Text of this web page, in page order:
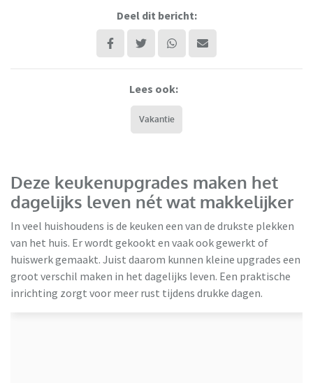
Deel dit bericht:
Lees ook:
Vakantie
Deze keukenupgrades maken het
dagelijks leven nét wat makkelijker
In veel huishoudens is de keuken een van de drukste plekken
van het huis. Er wordt gekookt en vaak ook gewerkt of
huiswerk gemaakt. Juist daarom kunnen kleine upgrades een
groot verschil maken in het dagelijks leven. Een praktische
inrichting zorgt voor meer rust tijdens drukke dagen.